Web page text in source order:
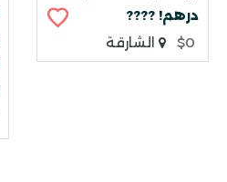
درهم! ????
$0
الشارقة